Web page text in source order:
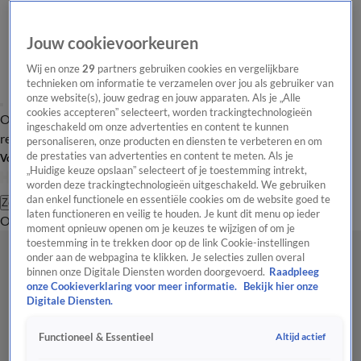
Overzicht Laatste nieuws Regionieuws Het beste van Hart
Tip de
redactie
Volg Hart van Nederland
Zoeken
OverzichtRegioUitzendingenWeerTip de redactiePanelVideo's
Jouw cookievoorkeuren
Wij en onze29 partners gebruiken cookies en vergelijkbare
technieken om informatie te verzamelen over jou als gebruiker van
onze website(s), jouw gedrag en jouw apparaten. Als je „Alle
cookies accepteren” selecteert, worden trackingtechnologieën
ingeschakeld om onze advertenties en content te kunnen
personaliseren, onze producten en diensten te verbeteren en om
de prestaties van advertenties en content te meten. Als je
„Huidige keuze opslaan” selecteert of je toestemming intrekt,
worden deze trackingtechnologieën uitgeschakeld. We gebruiken
dan enkel functionele en essentiële cookies om de website goed te
laten functioneren en veilig te houden. Je kunt dit menu op ieder
moment opnieuw openen om je keuzes te wijzigen of om je
toestemming in te trekken door op de link Cookie-instellingen
onder aan de webpagina te klikken. Je selecties zullen overal
binnen onze Digitale Diensten worden doorgevoerd. Raadpleeg
onze Cookieverklaring voor meer informatie.
Bekijk hier onze
Digitale Diensten.
Functioneel & Essentieel Altijd actief